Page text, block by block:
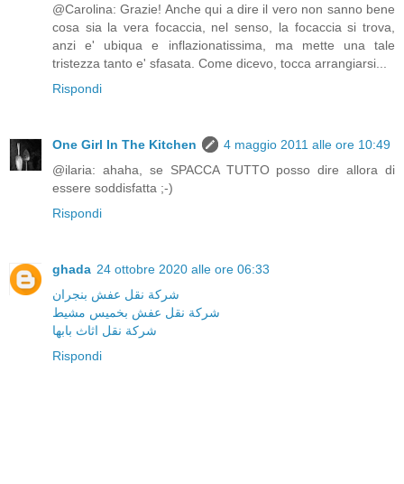
@Carolina: Grazie! Anche qui a dire il vero non sanno bene
cosa sia la vera focaccia, nel senso, la focaccia si trova,
anzi e' ubiqua e inflazionatissima, ma mette una tale
tristezza tanto e' sfasata. Come dicevo, tocca arrangiarsi...
Rispondi
One Girl In The Kitchen
4 maggio 2011 alle ore 10:49
@ilaria: ahaha, se SPACCA TUTTO posso dire allora di
essere soddisfatta ;-)
Rispondi
ghada 24 ottobre 2020 alle ore 06:33
شركة نقل عفش بنجران
شركة نقل عفش بخميس مشيط
شركة نقل اثاث بابها
Rispondi